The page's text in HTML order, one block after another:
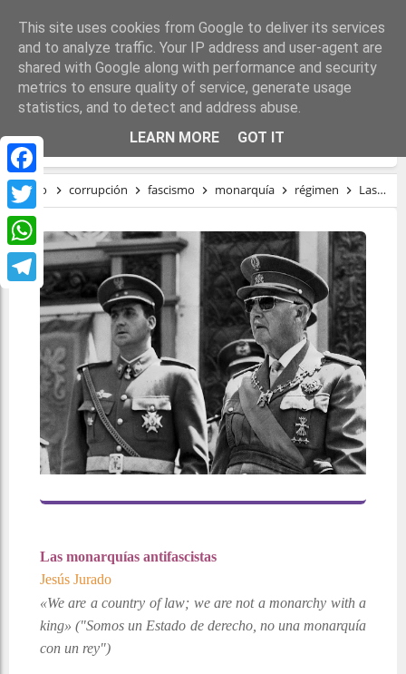
Facebook
Twitter
WhatsApp
Telegram
LAS MONARQUÍAS ANTIFASCISTAS
Inicio corrupción fascismo monarquía régimen Las monarquías antifascistas
Las monarquías antifascistas
Jesús Jurado
«We are a country of law; we are not a monarchy with a
king» ("Somos un Estado de derecho, no una monarquía
con un rey")
This site uses cookies from Google to deliver its services
and to analyze traffic. Your IP address and user-agent are
shared with Google along with performance and security
metrics to ensure quality of service, generate usage
statistics, and to detect and address abuse.
LEARN MORE
GOT IT